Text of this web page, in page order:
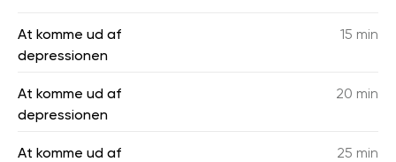
At komme ud af
depressionen
15 min
At komme ud af
depressionen
20 min
At komme ud af
25 min